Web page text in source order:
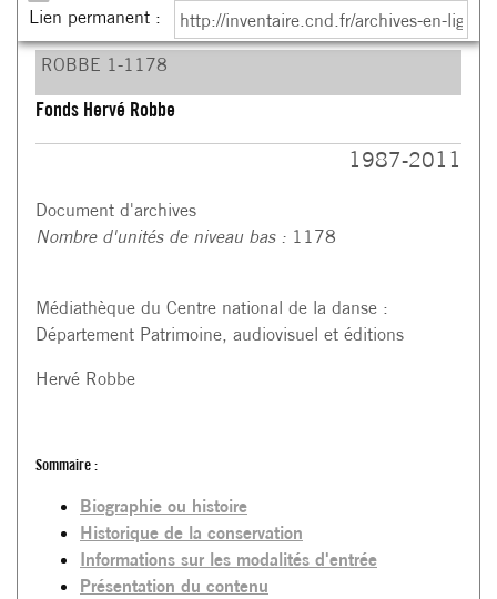
MÉDIATHÈQUE
NUMÉRIQUE
Lien permanent :
ROBBE 1-1178
Fonds Hervé Robbe
1987-2011
Document d'archives
Nombre d'unités de niveau bas : 1178
Médiathèque du Centre national de la danse :
Département Patrimoine, audiovisuel et éditions
Hervé Robbe
Sommaire :
Biographie ou histoire
Historique de la conservation
Informations sur les modalités d'entrée
Présentation du contenu